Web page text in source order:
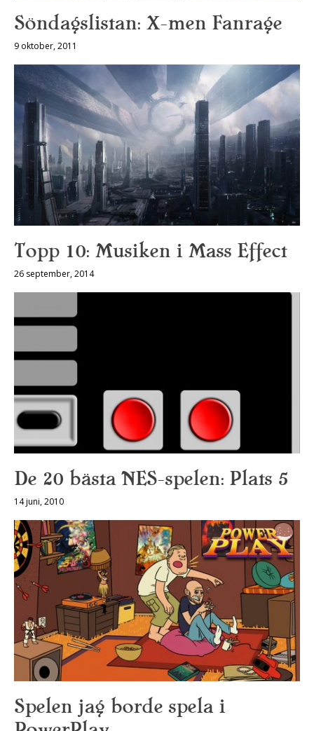
Söndagslistan: X-men Fanrage
9 oktober, 2011
Topp 10: Musiken i Mass Effect
26 september, 2014
De 20 bästa NES-spelen: Plats 5
14 juni, 2010
Spelen jag borde spela i